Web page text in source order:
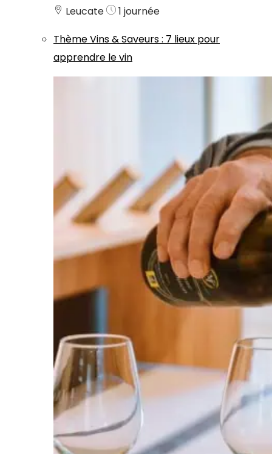
Leucate
1 journée
ThèmeVins & Saveurs: 7 lieux pour
apprendre le vin